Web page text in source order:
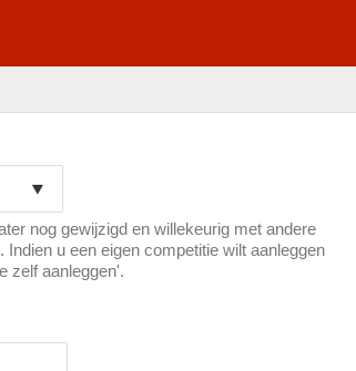
nog gewijzigd en willekeurig met andere
u een eigen competitie wilt aanleggen
zelf aanleggen'.